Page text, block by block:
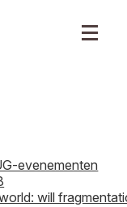
evenementen
will